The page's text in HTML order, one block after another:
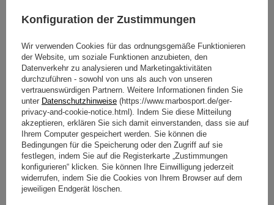
Konfiguration der Zustimmungen
Wir verwenden Cookies für das ordnungsgemäße Funktionieren
der Website, um soziale Funktionen anzubieten, den
Datenverkehr zu analysieren und Marketingaktivitäten
durchzuführen - sowohl von uns als auch von unseren
vertrauenswürdigen Partnern. Weitere Informationen finden Sie
unter Datenschutzhinweise (https://www.marbosport.de/ger-
privacy-and-cookie-notice.html). Indem Sie diese Mitteilung
akzeptieren, erklären Sie sich damit einverstanden, dass sie auf
Ihrem Computer gespeichert werden. Sie können die
Bedingungen für die Speicherung oder den Zugriff auf sie
festlegen, indem Sie auf die Registerkarte „Zustimmungen
konfigurieren“ klicken. Sie können Ihre Einwilligung jederzeit
widerrufen, indem Sie die Cookies von Ihrem Browser auf dem
jeweiligen Endgerät löschen.